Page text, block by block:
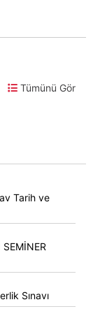
Tümünü Gör
Tarih ve
Sınavı